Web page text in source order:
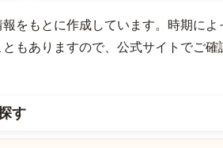
をもとに作成しています。時期に
もありますので、公式サイトでご確
す